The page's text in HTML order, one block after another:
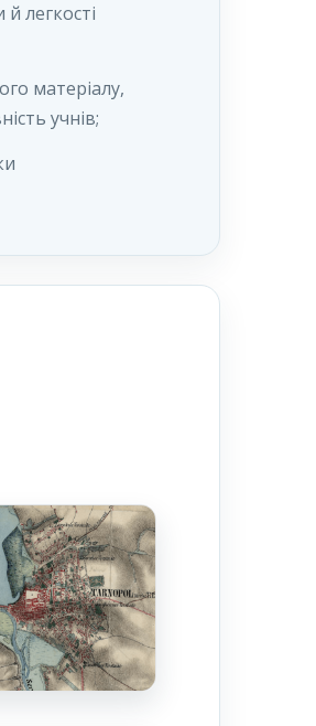
легкості
матеріалу,
учнів;